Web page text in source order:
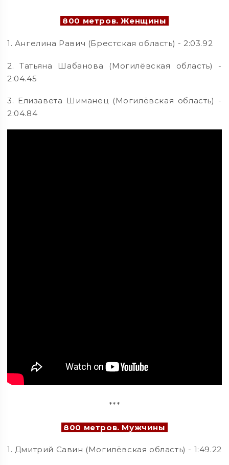
800 метров. Женщины
1. Ангелина Равич (Брестская область) - 2:03.92
2. Татьяна Шабанова (Могилёвская область) -
2:04.45
3. Елизавета Шиманец (Могилёвская область) -
2:04.84
***
800 метров. Мужчины
1. Дмитрий Савин (Могилёвская область) - 1:49.22